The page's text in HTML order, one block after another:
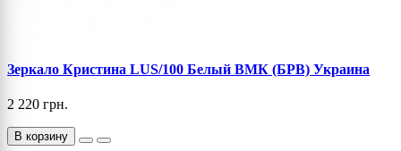
Зеркало Кристина LUS/100 Белый ВМК (БРВ) Украина
2 220 грн.
В корзину